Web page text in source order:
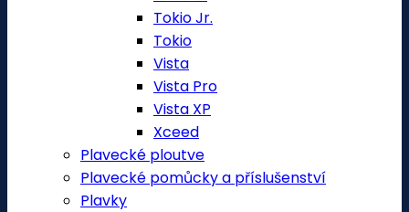
Tokio Jr.
Tokio
Vista
Vista Pro
Vista XP
Xceed
Plavecké ploutve
Plavecké pomůcky a příslušenství
Plavky